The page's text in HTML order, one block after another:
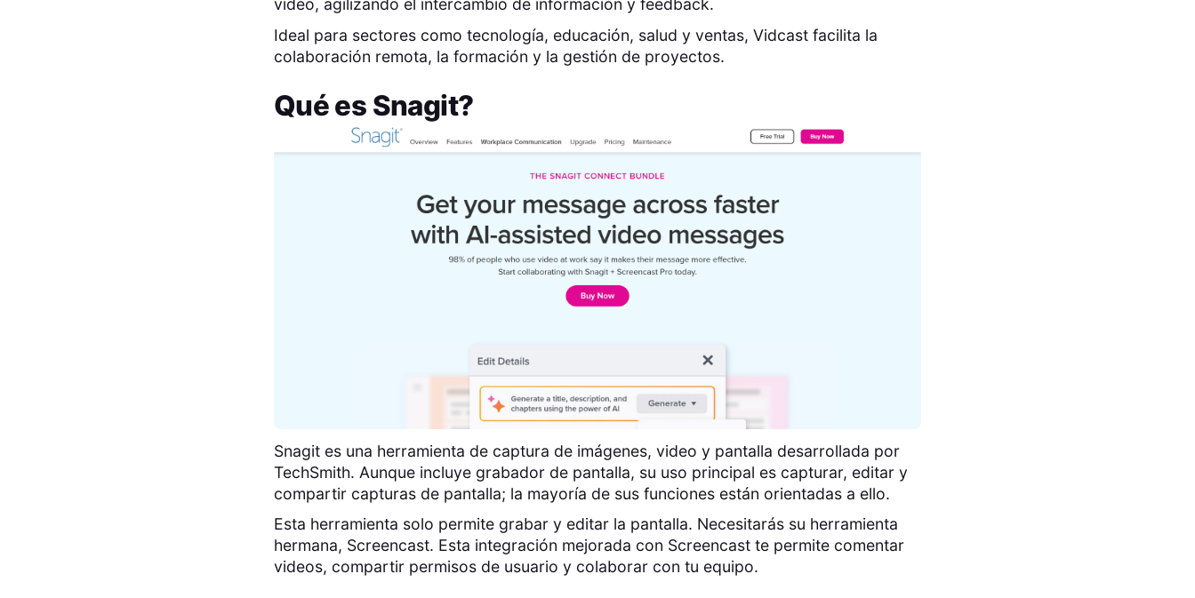
vídeo, agilizando el intercambio de información y feedback.
Ideal para sectores como tecnología, educación, salud y ventas, Vidcast facilita la
colaboración remota, la formación y la gestión de proyectos.
Qué es Snagit?
Snagit es una herramienta de captura de imágenes, video y pantalla desarrollada por
TechSmith. Aunque incluye grabador de pantalla, su uso principal es capturar, editar y
compartir capturas de pantalla; la mayoría de sus funciones están orientadas a ello.
Esta herramienta solo permite grabar y editar la pantalla. Necesitarás su herramienta
hermana, Screencast. Esta integración mejorada con Screencast te permite comentar
videos, compartir permisos de usuario y colaborar con tu equipo.